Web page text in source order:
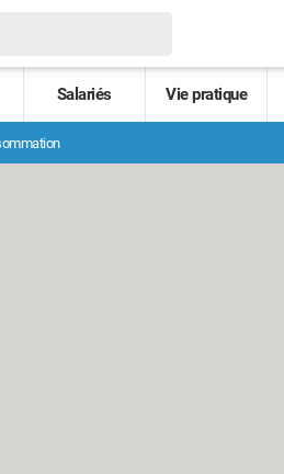
Salariés Vie pratique